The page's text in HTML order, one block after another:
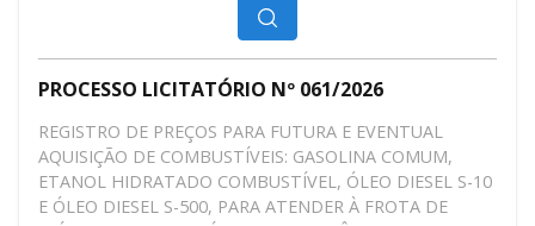
PROCESSO LICITATÓRIO Nº 061/2026
REGISTRO DE PREÇOS PARA FUTURA E EVENTUAL
AQUISIÇÃO DE COMBUSTÍVEIS: GASOLINA COMUM,
ETANOL HIDRATADO COMBUSTÍVEL, ÓLEO DIESEL S-10
E ÓLEO DIESEL S-500, PARA ATENDER À FROTA DE